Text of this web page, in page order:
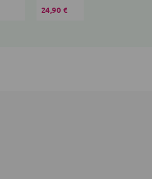
24,90 €